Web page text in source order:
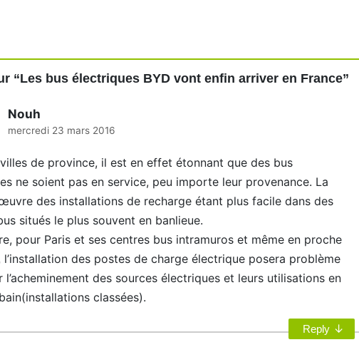
“Les bus électriques BYD vont enfin arriver en France”
Nouh
mercredi 23 mars 2016
de province, il est en effet étonnant que des bus
ne soient pas en service, peu importe leur provenance. La
des installations de recharge étant plus facile dans des
situés le plus souvent en banlieue.
pour Paris et ses centres bus intramuros et même en proche
l’installation des postes de charge électrique posera problème
l’acheminement des sources électriques et leurs utilisations en
classées).
Reply ↓